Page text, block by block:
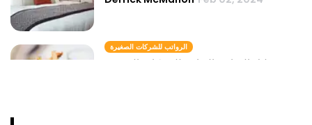
الرواتب للشركات الصغيرة
دليل الرواتب النهائي للشركات الصغيرة